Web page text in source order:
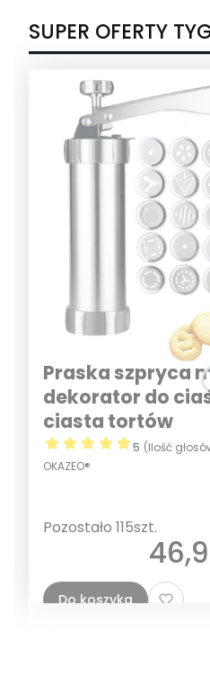
SUPER OFERTY
Praska szpryca
dekorator do
ciasta tortów
5 (Ilość
OKAZEO®
Pozostało 115szt.
Do koszyka